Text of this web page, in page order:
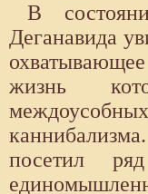
В
Деганавида
жизнь
посетил